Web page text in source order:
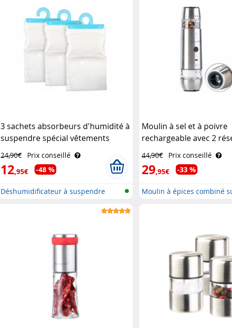
3 sachets absorbeurs d'humidité à
suspendre spécial vêtements
Sichler Haushaltsgeräte
24,90€ Prix conseillé
12,95€ -48 %
Déshumidificateur à suspendre
Moulin à sel et à poivre
rechargeable avec 2
Rosenstein & Söhne
44,90€ Prix conseillé
29,95€ -33 %
Moulin à épices combiné